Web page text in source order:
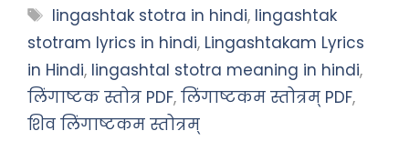
Tags
lingashtak stotra in hindi, lingashtak
stotram lyrics in hindi, Lingashtakam Lyrics
in Hindi, lingashtal stotra meaning in hindi,
लिंगाष्टक स्तोत्र PDF, लिंगाष्टकम स्तोत्रम् PDF,
शिव लिंगाष्टकम स्तोत्रम्